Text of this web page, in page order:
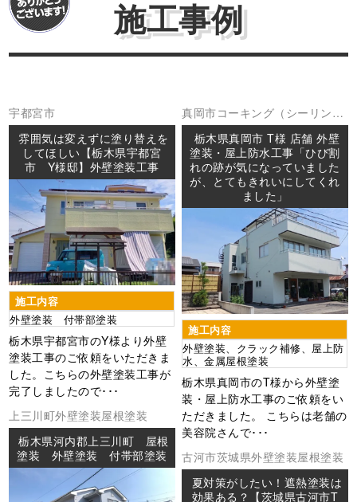
施工事例
宇都宮市
雰囲気は変えずに塗り替えを
してほしい【栃木県宇都宮
市 Y様邸】外壁塗装工事
施工内容
外壁塗装 付帯部塗装
栃木県宇都宮市のY様より外壁
塗装工事のご依頼をいただきま
した。こちらの外壁塗装工事が
完了しましたので･･･
真岡市コーキング（シーリング
外壁塗装屋上防水屋根塗装防水
工事
栃木県真岡市 T様 店舗 外壁
塗装・屋上防水工事「ひび割
れの跡が気になっていました
が、とてもきれいにしてくれ
ました」
施工内容
外壁塗装、クラック補修、屋上防
水、金属屋根塗装
栃木県真岡市のT様から外壁塗
装・屋上防水工事のご依頼をい
ただきました。 こちらは老舗の
美容院さんで･･･
上三川町外壁塗装屋根塗装
栃木県河内郡上三川町 屋根
塗装 外壁塗装 付帯部塗装
古河市茨城県外壁塗装屋根塗装
夏対策がしたい！遮熱塗装は
効果ある？【茨城県古河市T